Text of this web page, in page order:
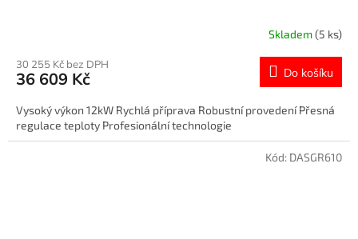
R
M
A
Skladem(5 ks)
30 255 Kč bez DPH
36 609 Kč Do košíku
Vysoký výkon 12kW Rychlá příprava Robustní provedení Přesná
regulace teploty Profesionální technologie
Kód: DASGR610